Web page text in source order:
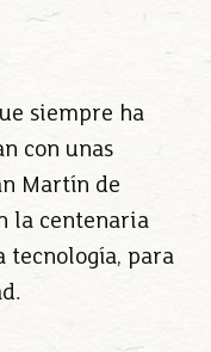
siempre ha
con unas
Martín de
la centenaria
tecnología, para